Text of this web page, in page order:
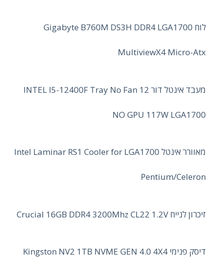
לוח Gigabyte B760M DS3H DDR4 LGA1700
MultiviewX4 Micro-Atx
מעבד אינטל דור 12 INTEL I5-12400F Tray No Fan
NO GPU 117W LGA1700
מאוורר אינטל Intel Laminar RS1 Cooler for LGA1700
Pentium/Celeron
זיכרון לנייח Crucial 16GB DDR4 3200Mhz CL22 1.2V
דיסק פנימי Kingston NV2 1TB NVME GEN 4.0 4X4